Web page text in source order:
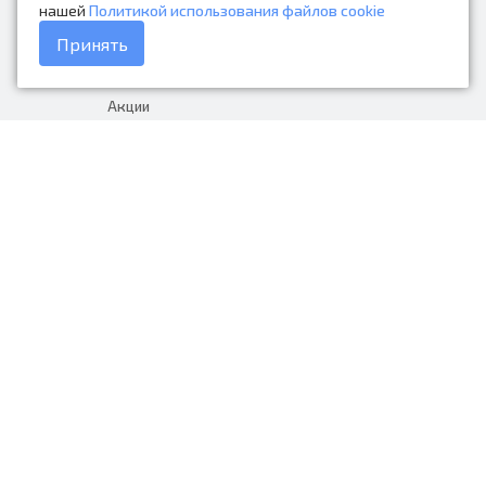
нашей Политикой использования файлов cookie
Принять
Каталог товаров
Доставка и оплата
Акции